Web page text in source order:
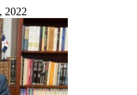
2022